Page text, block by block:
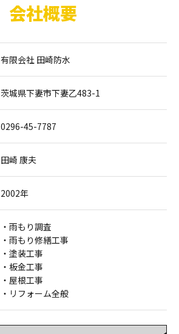
会社概要
有限会社 田崎防水
茨城県下妻市下妻乙483-1
0296-45-7787
田崎 康夫
2002年
雨もり調査
雨もり修繕工事
塗装工事
板金工事
屋根工事
リフォーム全般